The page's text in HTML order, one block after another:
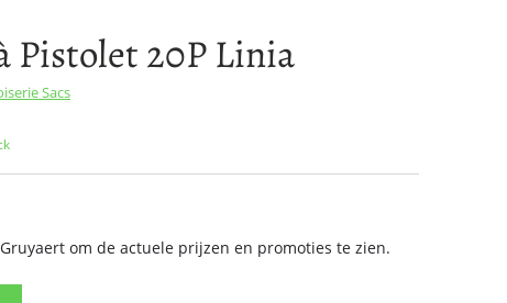
Pistolet 20P Linia
Sacs
om de actuele prijzen en promoties te zien.